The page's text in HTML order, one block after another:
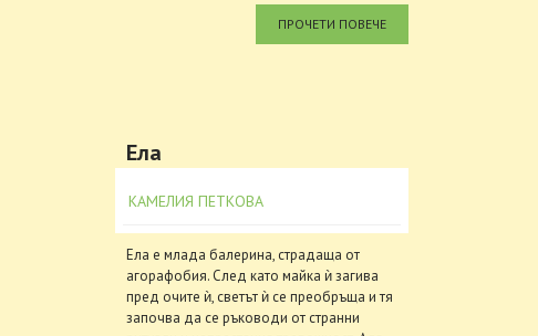
ПРОЧЕТИ ПОВЕЧЕ
Ела
КАМЕЛИЯ ПЕТКОВА
Ела е млада балерина, страдаща от
агорафобия. След като майка ѝ загива
пред очите ѝ, светът ѝ се преобръща и тя
започва да се ръководи от странни